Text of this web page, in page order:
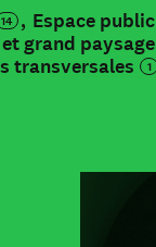
14 Espace public
grand paysage
transversales 1